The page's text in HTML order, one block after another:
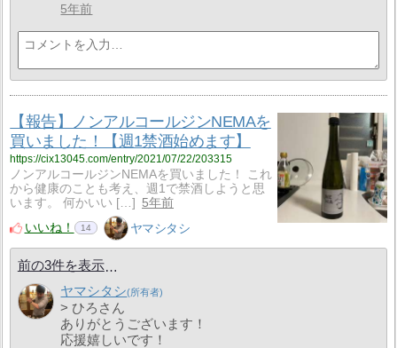
5年前
【報告】ノンアルコールジンNEMAを
買いました！【週1禁酒始めます】
https://cix13045.com/entry/2021/07/22/203315
ノンアルコールジンNEMAを買いました！ これ
から健康のことも考え、週1で禁酒しようと思
います。 何かいい […]
5年前
いいね！
14 ヤマシタシ
前の3件を表示
ヤマシタシ
> ひろさん
ありがとうございます！
応援嬉しいです！